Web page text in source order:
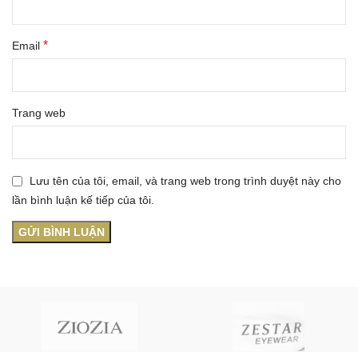
Email *
Trang web
Lưu tên của tôi, email, và trang web trong trình duyệt này cho
lần bình luận kế tiếp của tôi.